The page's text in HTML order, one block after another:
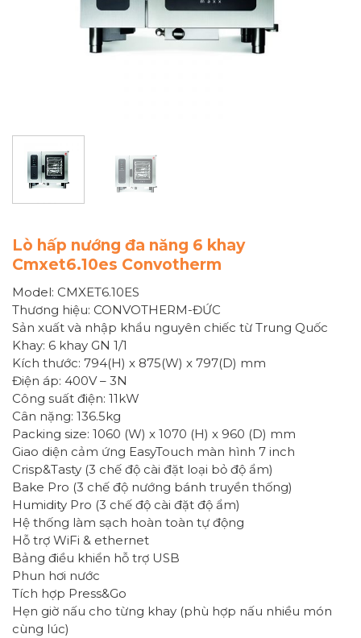
Lò hấp nướng đa năng 6 khay
Cmxet6.10es Convotherm
Model: CMXET6.10ES
Thương hiệu: CONVOTHERM-ĐỨC
Sản xuất và nhập khẩu nguyên chiếc từ Trung Quốc
Khay: 6 khay GN 1/1
Kích thước: 794(H) x 875(W) x 797(D) mm
Điện áp: 400V – 3N
Công suất điện: 11kW
Cân nặng: 136.5kg
Packing size: 1060 (W) x 1070 (H) x 960 (D) mm
Giao diện cảm ứng EasyTouch màn hình 7 inch
Crisp&Tasty (3 chế độ cài đặt loại bỏ độ ẩm)
Bake Pro (3 chế độ nướng bánh truyền thống)
Humidity Pro (3 chế độ cài đặt độ ẩm)
Hệ thống làm sạch hoàn toàn tự động
Hỗ trợ WiFi & ethernet
Bảng điều khiển hỗ trợ USB
Phun hơi nước
Tích hợp Press&Go
Hẹn giờ nấu cho từng khay (phù hợp nấu nhiều món
cùng lúc)